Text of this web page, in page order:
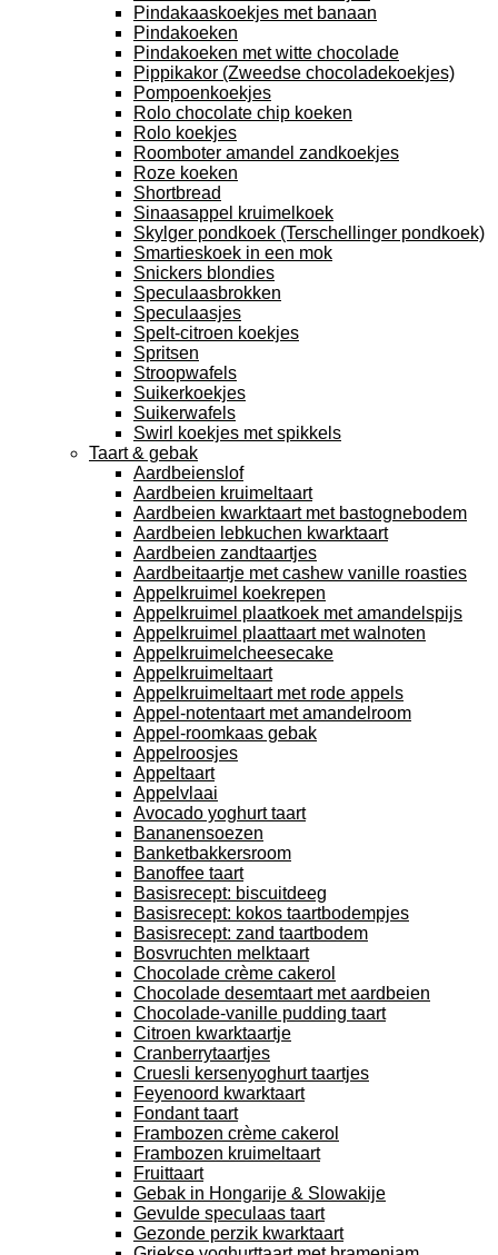
Pindakaaskoekjes met banaan
Pindakoeken
Pindakoeken met witte chocolade
Pippikakor (Zweedse chocoladekoekjes)
Pompoenkoekjes
Rolo chocolate chip koeken
Rolo koekjes
Roomboter amandel zandkoekjes
Roze koeken
Shortbread
Sinaasappel kruimelkoek
Skylger pondkoek (Terschellinger pondkoek)
Smartieskoek in een mok
Snickers blondies
Speculaasbrokken
Speculaasjes
Spelt-citroen koekjes
Spritsen
Stroopwafels
Suikerkoekjes
Suikerwafels
Swirl koekjes met spikkels
Taart & gebak
Aardbeienslof
Aardbeien kruimeltaart
Aardbeien kwarktaart met bastognebodem
Aardbeien lebkuchen kwarktaart
Aardbeien zandtaartjes
Aardbeitaartje met cashew vanille roasties
Appelkruimel koekrepen
Appelkruimel plaatkoek met amandelspijs
Appelkruimel plaattaart met walnoten
Appelkruimelcheesecake
Appelkruimeltaart
Appelkruimeltaart met rode appels
Appel-notentaart met amandelroom
Appel-roomkaas gebak
Appelroosjes
Appeltaart
Appelvlaai
Avocado yoghurt taart
Bananensoezen
Banketbakkersroom
Banoffee taart
Basisrecept: biscuitdeeg
Basisrecept: kokos taartbodempjes
Basisrecept: zand taartbodem
Bosvruchten melktaart
Chocolade crème cakerol
Chocolade desemtaart met aardbeien
Chocolade-vanille pudding taart
Citroen kwarktaartje
Cranberrytaartjes
Cruesli kersenyoghurt taartjes
Feyenoord kwarktaart
Fondant taart
Frambozen crème cakerol
Frambozen kruimeltaart
Fruittaart
Gebak in Hongarije & Slowakije
Gevulde speculaas taart
Gezonde perzik kwarktaart